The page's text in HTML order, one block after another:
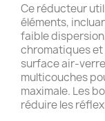
Ce réducteur
éléments,
faible
chromatiques
surface air-
multicouches
maximale. Les
réduire les